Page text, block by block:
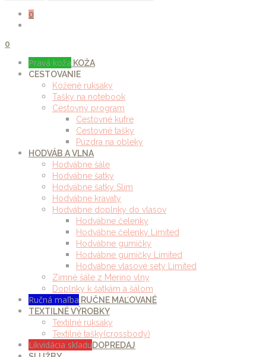
0
0
Pravá koža KOŽA
CESTOVANIE
Kožené ruksaky
Tašky na notebook
Cestovný program
Cestovné kufre
Cestovné tašky
Púzdra na obleky
HODVÁB A VLNA
Hodvábne šále
Hodvábne šatky
Hodvábne šatky Slim
Hodvábne kravaty
Hodvábne doplnky do vlasov
Hodvábne čelenky
Hodvábne čelenky Limited
Hodvábne gumičky
Hodvábne gumičky Limited
Hodvábne vlasové sety Limited
Zimné šále z Merino vlny
Doplnky k šatkám a šálom
Ručná maľba RUČNE MAĽOVANÉ
TEXTILNÉ VÝROBKY
Textilné ruksaky
Textilné tašky(crossbody)
Likvidácia skladuDOPREDAJ